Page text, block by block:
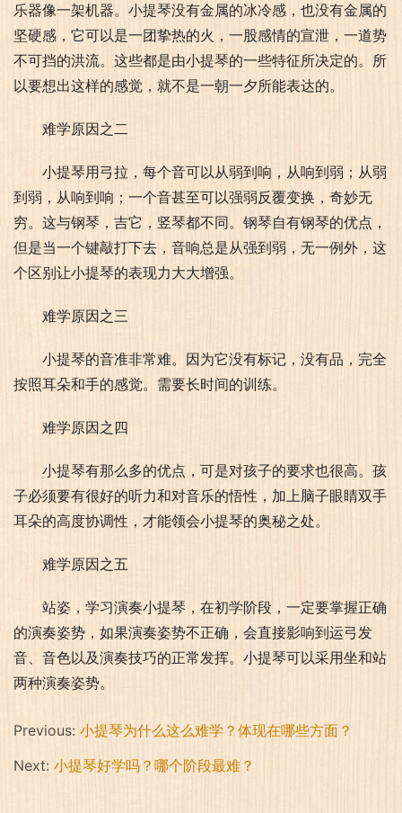
乐器像一架机器。小提琴没有金属的冰冷感，也没有金属的
坚硬感，它可以是一团挚热的火，一股感情的宣泄，一道势
不可挡的洪流。这些都是由小提琴的一些特征所决定的。所
以要想出这样的感觉，就不是一朝一夕所能表达的。
难学原因之二
小提琴用弓拉，每个音可以从弱到响，从响到弱；从弱
到弱，从响到响；一个音甚至可以强弱反覆变换，奇妙无
穷。这与钢琴，吉它，竖琴都不同。钢琴自有钢琴的优点，
但是当一个键敲打下去，音响总是从强到弱，无一例外，这
个区别让小提琴的表现力大大增强。
难学原因之三
小提琴的音准非常难。因为它没有标记，没有品，完全
按照耳朵和手的感觉。需要长时间的训练。
难学原因之四
小提琴有那么多的优点，可是对孩子的要求也很高。孩
子必须要有很好的听力和对音乐的悟性，加上脑子眼睛双手
耳朵的高度协调性，才能领会小提琴的奥秘之处。
难学原因之五
站姿，学习演奏小提琴，在初学阶段，一定要掌握正确
的演奏姿势，如果演奏姿势不正确，会直接影响到运弓发
音、音色以及演奏技巧的正常发挥。小提琴可以采用坐和站
两种演奏姿势。
Previous: 小提琴为什么这么难学？体现在哪些方面？
Next: 小提琴好学吗？哪个阶段最难？